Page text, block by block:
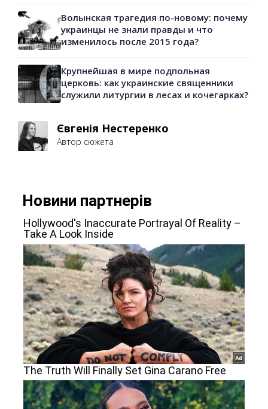
Волынская трагедия по-новому: почему
украинцы не знали правды и что
изменилось после 2015 года?
Крупнейшая в мире подпольная
церковь: как украинские священники
служили литургии в лесах и кочегарках?
Євгенія Нестеренко
Автор сюжета